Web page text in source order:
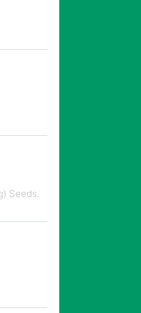
Seeds.